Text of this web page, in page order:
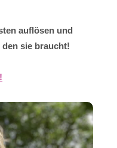
auflösen und
den sie braucht!